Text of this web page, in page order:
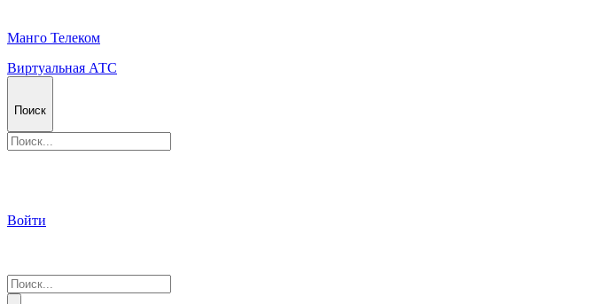
Манго Телеком
Виртуальная АТС
Поиск
Войти